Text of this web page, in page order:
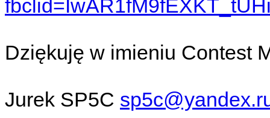
Dziękuję w imieniu Contest
Jurek SP5C